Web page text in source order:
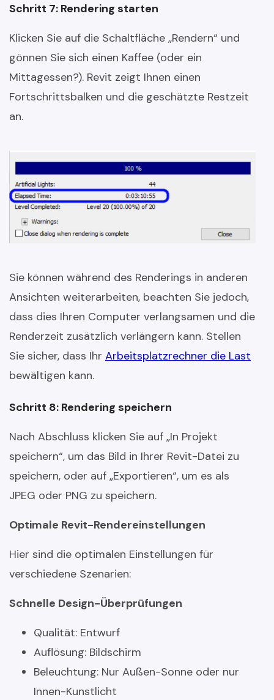
Schritt 7: Rendering starten
Klicken Sie auf die Schaltfläche „Rendern“ und
gönnen Sie sich einen Kaffee (oder ein
Mittagessen?). Revit zeigt Ihnen einen
Fortschrittsbalken und die geschätzte Restzeit
an.
Sie können während des Renderings in anderen
Ansichten weiterarbeiten, beachten Sie jedoch,
dass dies Ihren Computer verlangsamen und die
Renderzeit zusätzlich verlängern kann. Stellen
Sie sicher, dass Ihr Arbeitsplatzrechner die Last
bewältigen kann.
Schritt 8: Rendering speichern
Nach Abschluss klicken Sie auf „In Projekt
speichern“, um das Bild in Ihrer Revit-Datei zu
speichern, oder auf „Exportieren“, um es als
JPEG oder PNG zu speichern.
Optimale Revit-Rendereinstellungen
Hier sind die optimalen Einstellungen für
verschiedene Szenarien:
Schnelle Design-Überprüfungen
Qualität: Entwurf
Auflösung: Bildschirm
Beleuchtung: Nur Außen-Sonne oder nur
Innen-Kunstlicht